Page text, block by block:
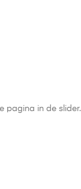
pagina in de slider.